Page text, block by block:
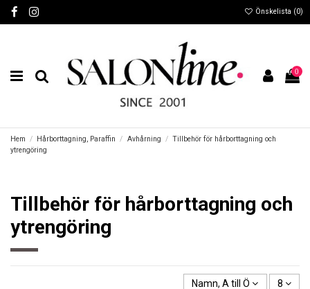
Önskelista (0)
0
Hem Hårborttagning, Paraffin Avhårning
Tillbehör för hårborttagning och
ytrengöring
Tillbehör för hårborttagning och
ytrengöring
Namn, A till Ö 8